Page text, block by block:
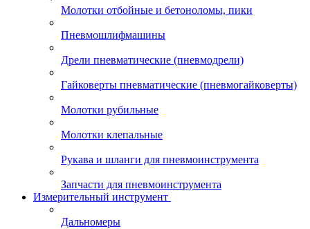
Молотки отбойные и бетоноломы, пики
Пневмошлифмашины
Дрели пневматические (пневмодрели)
Гайковерты пневматические (пневмогайковерты)
Молотки рубильные
Молотки клепальные
Рукава и шланги для пневмоинструмента
Запчасти для пневмоинструмента
Измерительный инструмент
Дальномеры